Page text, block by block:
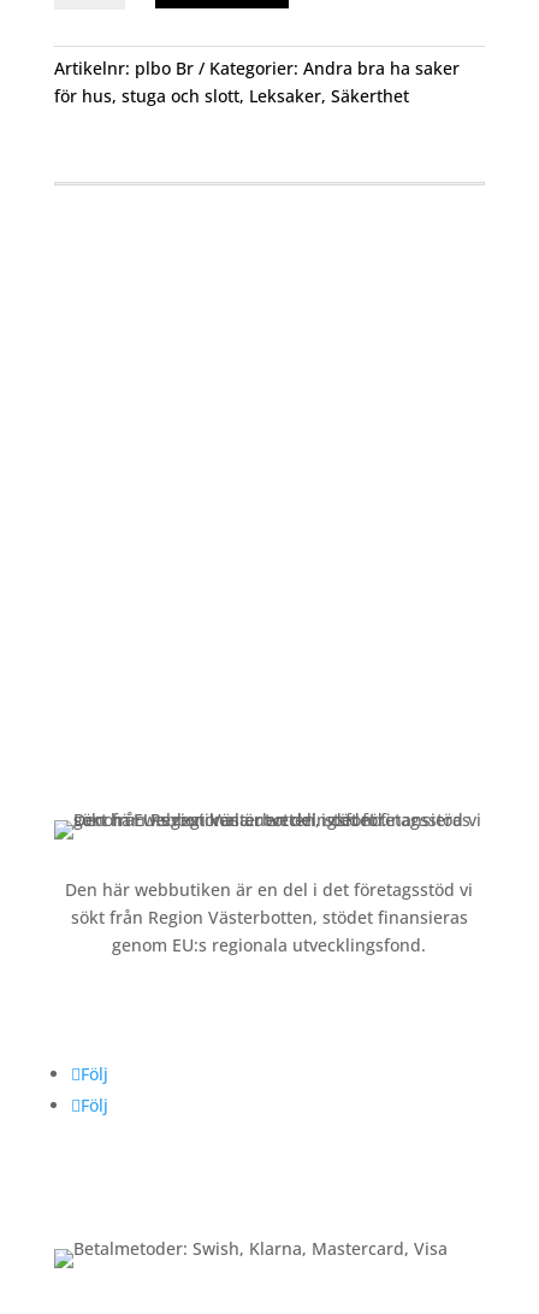
Artikelnr: plbo Br Kategorier: Andra bra ha saker
för hus, stuga och slott, Leksaker, Säkerthet
Den här webbutiken är en del i det företagsstöd vi
sökt från Region Västerbotten, stödet finansieras
genom EU:s regionala utvecklingsfond.
Följ
Följ